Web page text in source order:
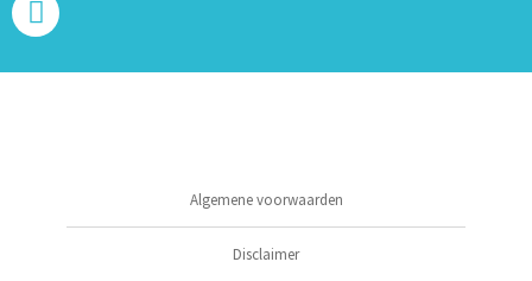
Algemene voorwaarden
Disclaimer